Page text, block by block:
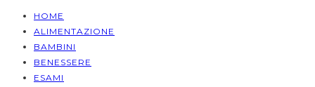
HOME
ALIMENTAZIONE
BAMBINI
BENESSERE
ESAMI